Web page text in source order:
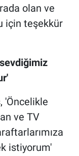
olan ve
için teşekkür
'Öncelikle
ve TV
istiyorum'